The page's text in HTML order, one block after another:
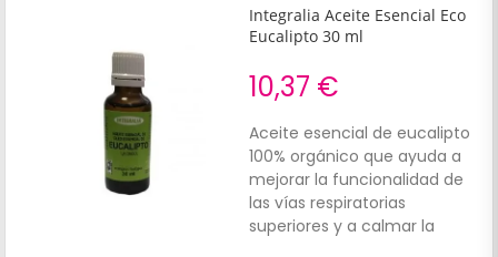
Integralia Aceite Esencial Eco
Eucalipto 30 ml
10,37 €
Aceite esencial de eucalipto
100% orgánico que ayuda a
mejorar la funcionalidad de
las vías respiratorias
superiores y a calmar la